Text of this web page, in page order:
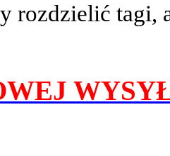
rozdzielić tagi,